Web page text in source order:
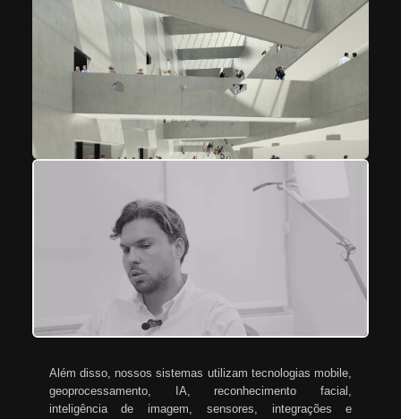
Além disso, nossos sistemas utilizam tecnologias mobile,
geoprocessamento, IA, reconhecimento facial,
inteligência de imagem, sensores, integrações e